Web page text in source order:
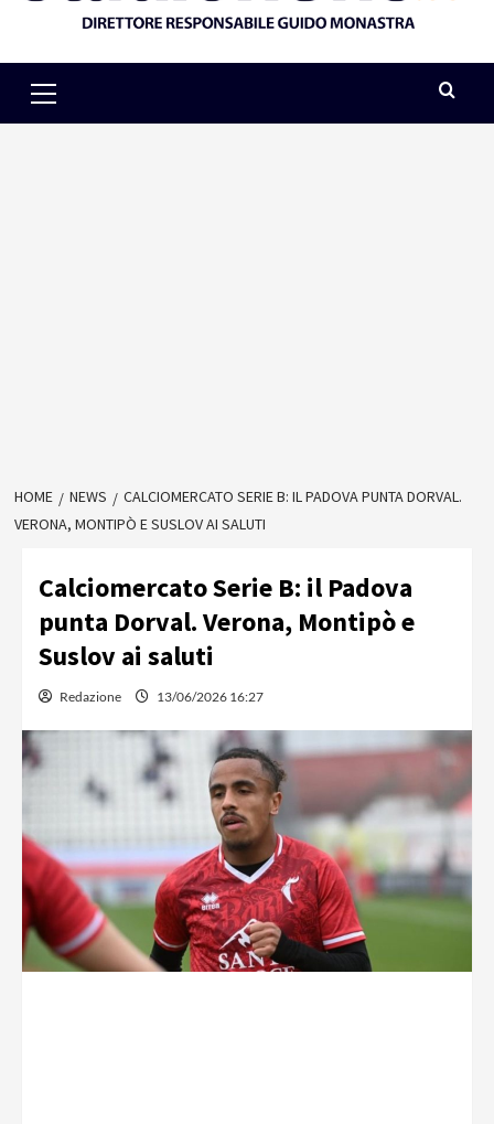
Menu
HOME NEWS
CALCIOMERCATO SERIE B: IL PADOVA PUNTA DORVAL.
VERONA, MONTIPÒ E SUSLOV AI SALUTI
Calciomercato Serie B: il Padova
punta Dorval. Verona, Montipò e
Suslov ai saluti
Redazione 13/06/2026 16:27